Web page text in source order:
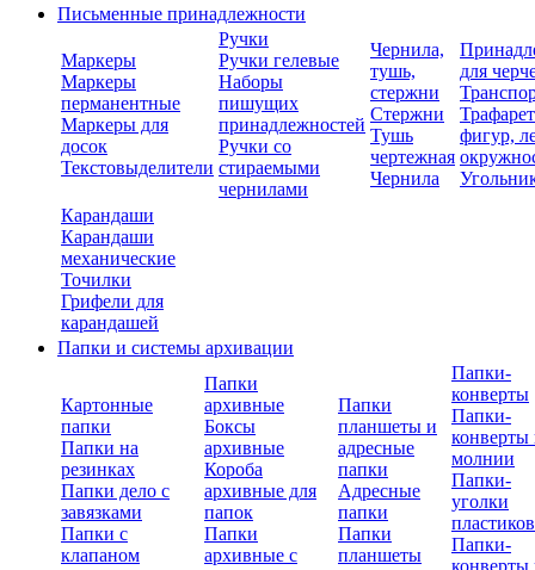
Письменные принадлежности
Маркеры
Маркеры
перманентные
Маркеры для
досок
Текстовыделители
Ручки
Ручки гелевые
Наборы
пишущих
принадлежностей
Ручки со
стираемыми
чернилами
Чернила,
тушь,
стержни
Стержни
Тушь
чертежная
Чернила
для
фигур,
Карандаши
Карандаши
механические
Точилки
Грифели для
карандашей
Папки и системы архивации
Картонные
папки
Папки на
резинках
Папки дело с
завязками
Папки с
клапаном
Папки
архивные
Боксы
архивные
Короба
архивные для
папок
Папки
архивные с
Папки
планшеты и
адресные
папки
Адресные
папки
Папки
планшеты
Папки-
конверты
Папки-
конверты
молнии
Папки-
уголки
Папки-
конверты